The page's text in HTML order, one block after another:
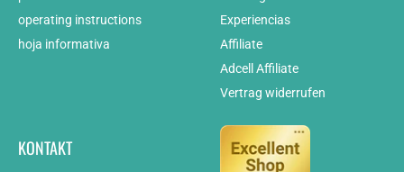
operating instructions
hoja informativa
Experiencias
Affiliate
Adcell Affiliate
Vertrag widerrufen
KONTAKT